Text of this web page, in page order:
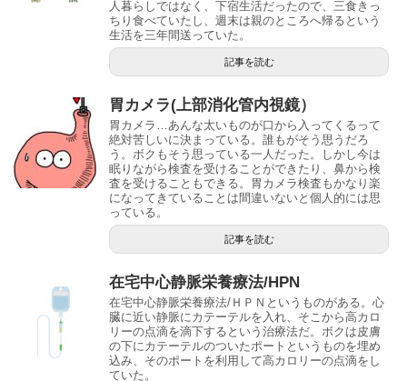
人暮らしではなく、下宿生活だったので、三食きっ
ちり食べていたし、週末は親のところへ帰るという
生活を三年間送っていた。
記事を読む
胃カメラ(上部消化管内視鏡）
胃カメラ…あんな太いものが口から入ってくるって
絶対苦しいに決まっている。誰もがそう思うだろ
う。ボクもそう思っている一人だった。しかし今は
眠りながら検査を受けることができたり、鼻から検
査を受けることもできる。胃カメラ検査もかなり楽
になってきていることは間違いないと個人的には思
っている。
記事を読む
在宅中心静脈栄養療法/HPN
在宅中心静脈栄養療法/ＨＰＮというものがある。心
臓に近い静脈にカテーテルを入れ、そこから高カロ
リーの点滴を滴下するという治療法だ。ボクは皮膚
の下にカテーテルのついたポートというものを埋め
込み、そのポートを利用して高カロリーの点滴をし
ていた。